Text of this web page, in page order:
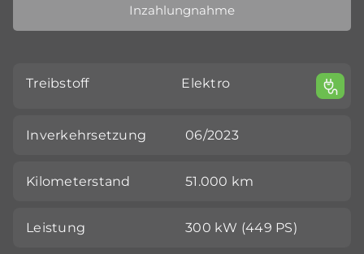
Inzahlungnahme
Treibstoff Elektro
Inverkehrsetzung 06/2023
Kilometerstand 51.000 km
Leistung 300 kW (449 PS)